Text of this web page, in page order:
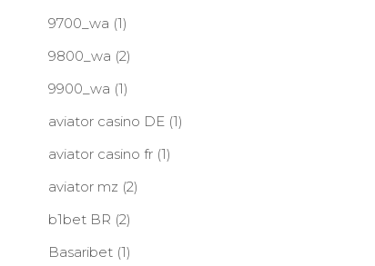
9700_wa (1)
9800_wa (2)
9900_wa (1)
aviator casino DE(1)
aviator casino fr(1)
aviator mz (2)
b1bet BR (2)
Basaribet(1)